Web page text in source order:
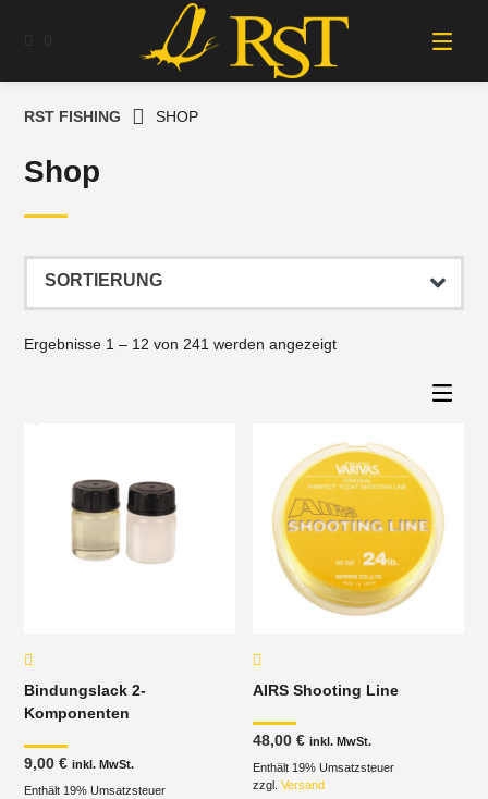
RST FISHING SHOP
Shop
Ergebnisse 1 – 12 von 241 werden angezeigt
Bindungslack 2-
Komponenten
9,00€ inkl. MwSt.
Enthält 19% Umsatzsteuer
AIRS Shooting Line
48,00€ inkl. MwSt.
Enthält 19% Umsatzsteuer
zzgl.Versand